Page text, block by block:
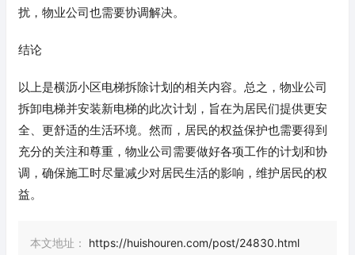
扰，物业公司也需要协调解决。
结论
以上是横沥小区电梯拆除计划的相关内容。总之，物业公司
拆卸电梯并安装新电梯的此次计划，旨在为居民们提供更安
全、更舒适的生活环境。然而，居民的权益保护也需要得到
充分的关注和尊重，物业公司需要做好各项工作的计划和协
调，确保施工时尽量减少对居民生活的影响，维护居民的权
益。
本文地址：
https://huishouren.com/post/24830.html